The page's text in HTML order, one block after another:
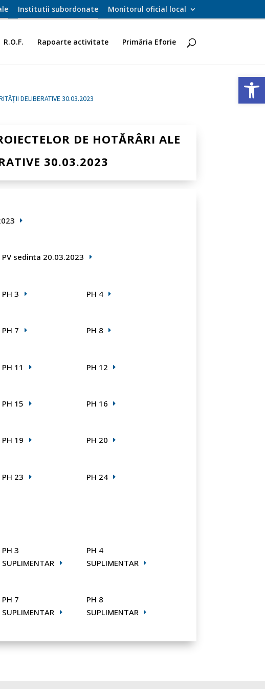
Deschide
Institutii subordonate Monitorul oficial local
R.O.F. Rapoarte activitate Primăria Eforie
DELIBERATIVE 30.03.2023
DE HOTĂRÂRI ALE
30.03.2023
PV sedinta 20.03.2023
PH 3 PH 4
PH 7 PH 8
PH 11 PH 12
PH 15 PH 16
PH 19 PH 20
PH 23 PH 24
PH 3
SUPLIMENTAR
PH 4
SUPLIMENTAR
PH 7
SUPLIMENTAR
PH 8
SUPLIMENTAR